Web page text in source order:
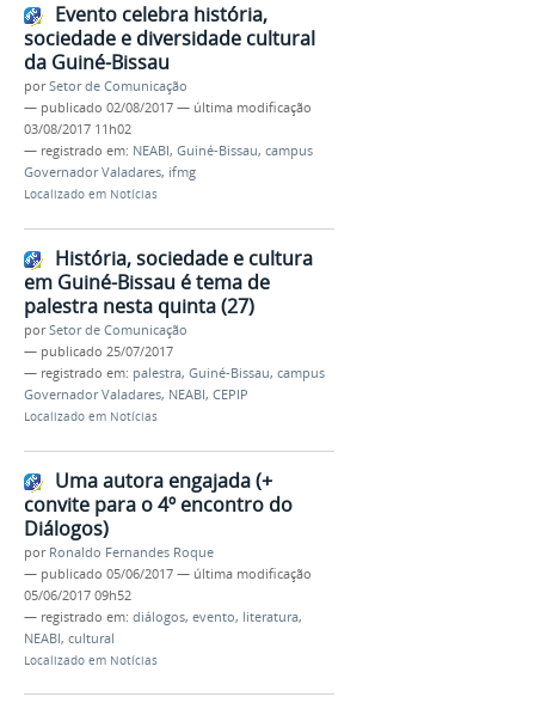
Evento celebra história,
sociedade e diversidade cultural
da Guiné-Bissau
porSetor de Comunicação
— publicado 02/08/2017 — última modificação
03/08/2017 11h02
— registrado em: NEABI, Guiné-Bissau, campus
Governador Valadares, ifmg
Localizado em Notícias
História, sociedade e cultura
em Guiné-Bissau é tema de
palestra nesta quinta (27)
porSetor de Comunicação
— publicado 25/07/2017
— registrado em: palestra, Guiné-Bissau, campus
Governador Valadares, NEABI, CEPIP
Localizado em Notícias
Uma autora engajada (+
convite para o 4º encontro do
Diálogos)
por Ronaldo Fernandes Roque
— publicado 05/06/2017 — última modificação
05/06/2017 09h52
— registrado em: diálogos, evento, literatura,
NEABI, cultural
Localizado em Notícias